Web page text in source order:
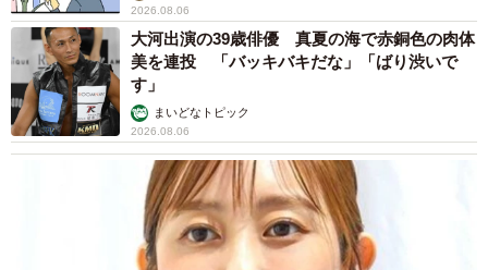
2026.08.06
大河出演の39歳俳優 真夏の海で赤銅色の肉体
美を連投 「バッキバキだな」「ばり渋いで
す」
まいどなトピック
2026.08.06